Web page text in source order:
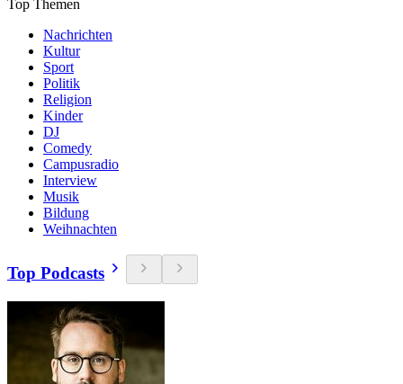
Top Themen
Nachrichten
Kultur
Sport
Politik
Religion
Kinder
DJ
Comedy
Campusradio
Interview
Musik
Bildung
Weihnachten
Top Podcasts